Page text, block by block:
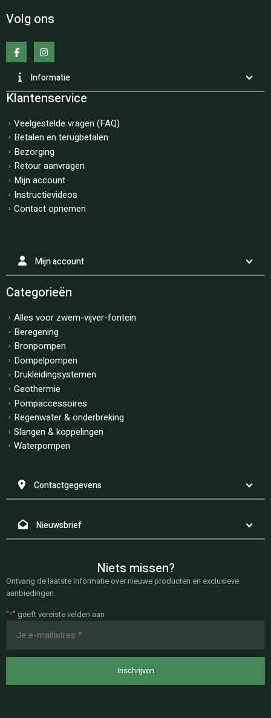
Volg ons
Informatie
Klantenservice
Veelgestelde vragen (FAQ)
Betalen en terugbetalen
Bezorging
Retour aanvragen
Mijn account
Instructievideos
Contact opnemen
Mijn account
Categorieën
Alles voor zwem-vijver-fontein
Beregening
Bronpompen
Dompelpompen
Drukleidingsystemen
Geothermie
Pompaccessoires
Regenwater & onderbreking
Slangen & koppelingen
Waterpompen
Contactgegevens
Nieuwsbrief
Niets missen?
Ontvang de laatste informatie over nieuwe producten en exclusieve
aanbiedingen.
"*" geeft vereiste velden aan
mailadres
*